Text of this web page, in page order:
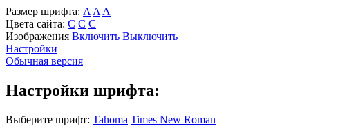
Размер шрифта: A A A
Цвета сайта: С С С
Изображения Включить Выключить
Настройки
Обычная версия
Настройки шрифта:
Выберите шрифт: Tahoma Times New Roman